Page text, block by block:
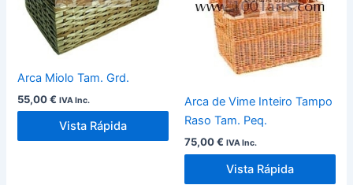
Arca Miolo Tam. Grd.
55,00€ IVA Inc.
Vista Rápida
Arca de Vime Inteiro Tampo
Raso Tam. Peq.
75,00€ IVA Inc.
Vista Rápida